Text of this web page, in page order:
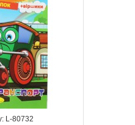
80732